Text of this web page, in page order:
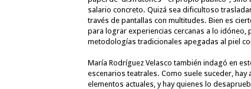
salario concreto. Quizá sea dificultoso
través de pantallas con multitudes. Bien es
para lograr experiencias cercanas a lo
metodologías tradicionales apegadas al piel
María Rodríguez Velasco también indagó en
escenarios teatrales. Como suele suceder,
elementos actuales, y hay quienes lo